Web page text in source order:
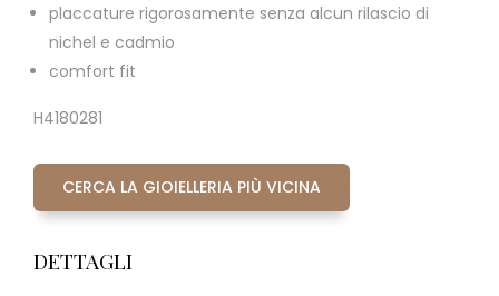
placcature rigorosamente senza alcun rilascio di
nichel e cadmio
comfort fit
H4180281
CERCA LA GIOIELLERIA PIÙ VICINA
DETTAGLI